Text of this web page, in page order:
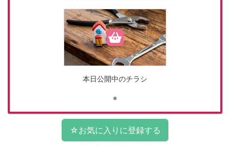
本日公開中のチラシ